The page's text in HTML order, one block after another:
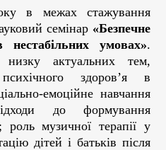
в межах стажування
семінар «Безпечне
нестабільних умовах».
актуальних тем,
здоров’я в
емоційне навчання
до формування
роль музичної терапії у
дітей і батьків після